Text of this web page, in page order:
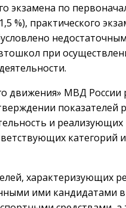
экзамена по
%), практического
при
движения» МВД России
показателей
и
категорий и
характеризующих
ими кандидатами